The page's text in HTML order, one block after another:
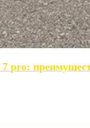
pro: